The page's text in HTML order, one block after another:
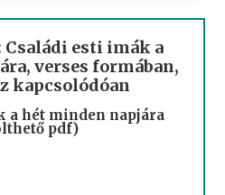
Családi esti imák a
verses formában,
kapcsolódóan
a hét minden napjára
pdf)